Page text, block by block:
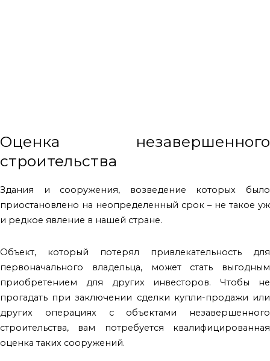
Оценка незавершенного
строительства
Здания и сооружения, возведение которых было
приостановлено на неопределенный срок – не такое уж
и редкое явление в нашей стране.
Объект, который потерял привлекательность для
первоначального владельца, может стать выгодным
приобретением для других инвесторов. Чтобы не
прогадать при заключении сделки купли-продажи или
других операциях с объектами незавершенного
строительства, вам потребуется квалифицированная
оценка таких сооружений.